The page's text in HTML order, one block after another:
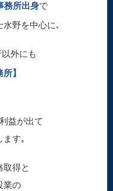
務所出身で
野を中心に､
外にも
】
益が出て
す｡
得と
業の